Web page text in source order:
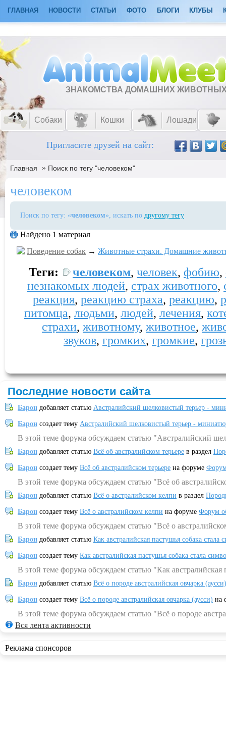
ГЛАВНАЯ НОВОСТИ СТАТЬИ ФОТО БЛОГИ КЛУБЫ
ЗНАКОМСТВА ДОМАШНИХ
Собаки Кошки Лошади
Пригласите друзей на сайт:
Главная » Поиск по тегу "человеком"
человеком
Поиск по тегу: «человеком», искать по другому тегу
Найдено 1 материал
Поведение собак → Животные страхи. Домашние
Теги: человеком, человек, фобию,
незнакомых людей, страх животного,
реакция, реакцию страха, реакцию,
питомца, людьми, людей, лечения,
страхи, животному, животное,
звуков, громких, громкие,
Последние новости сайта
Барон добавляет статью Австралийский шелковистый терьер -
Барон создает тему Австралийский шелковистый терьер -
В этой теме форума обсуждаем статью "Австралийский
Барон добавляет статью Всё об австралийском терьере в раздел
Барон создает тему Всё об австралийском терьере на форуме
В этой теме форума обсуждаем статью "Всё об
Барон добавляет статью Всё о австралийском келпи в раздел
Барон создает тему Всё о австралийском келпи на форуме Форум
В этой теме форума обсуждаем статью "Всё о
Барон добавляет статью Как австралийская пастушья собака
Барон создает тему Как австралийская пастушья собака стала
В этой теме форума обсуждаем статью "Как
Барон добавляет статью Всё о породе австралийская овчарка (аусси)
Барон создает тему Всё о породе австралийская овчарка (аусси) на
В этой теме форума обсуждаем статью "Всё о породе
Вся лента активности
Реклама спонсоров